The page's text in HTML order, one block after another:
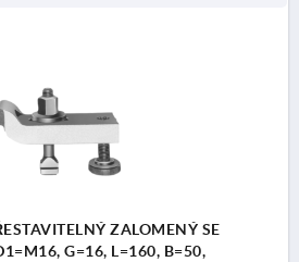
ZALOMENÝ SE
G=16, L=160, B=50,